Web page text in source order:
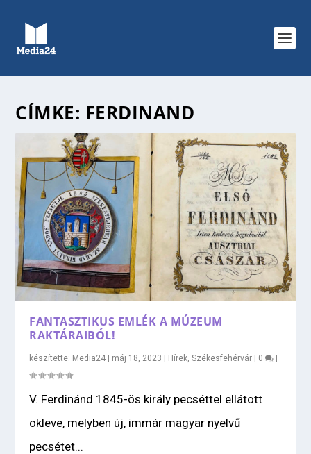
CÍMKE: FERDINAND
FANTASZTIKUS EMLÉK A MÚZEUM
RAKTÁRAIBÓL!
készítette: Media24 | máj 18, 2023 | Hírek ,Székesfehérvár | 0 |
V. Ferdinánd 1845-ös király pecséttel ellátott
okleve, melyben új, immár magyar nyelvű
pecsétet...